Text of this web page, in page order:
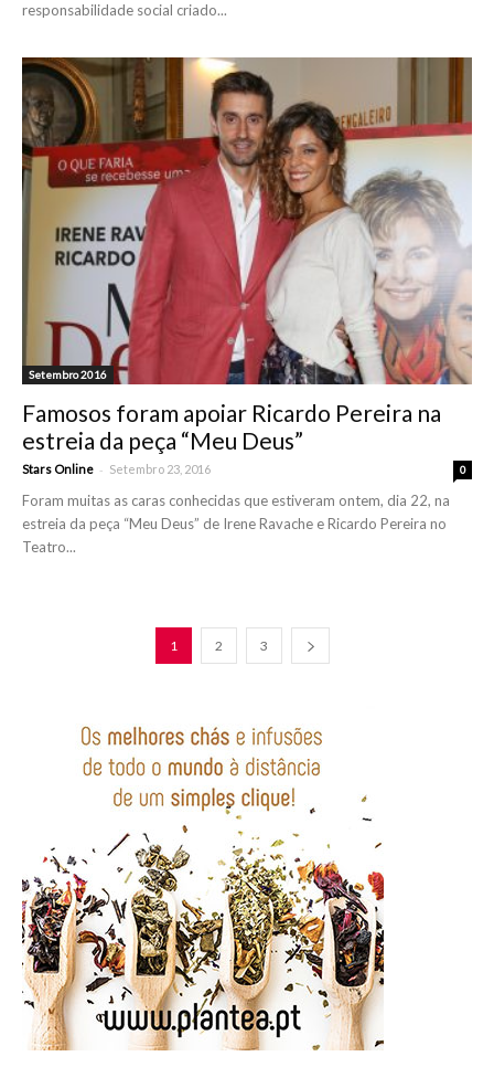
responsabilidade social criado...
Setembro 2016
Famosos foram apoiar Ricardo Pereira na
estreia da peça “Meu Deus”
Stars Online - Setembro 23, 2016 0
Foram muitas as caras conhecidas que estiveram ontem, dia 22, na
estreia da peça “Meu Deus” de Irene Ravache e Ricardo Pereira no
Teatro...
1 2 3